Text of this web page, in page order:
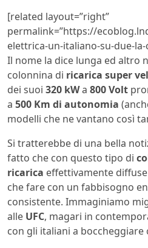
[related layout=”right”
permalink=”https://
elettrica-un-italiano-su-due-
Il nome la dice lunga ed altro
colonnina di ricarica super
dei suoi 320 kWa 800 Volt
a 500 Km di autonomia
modelli che ne vantano così
Si tratterebbe di una bella
fatto che con questo tipo di
ricarica effettivamente
che fare con un fabbisogno
consistente. Immaginiamo
alle UFC, magari in
con gli italiani a boccheggiare